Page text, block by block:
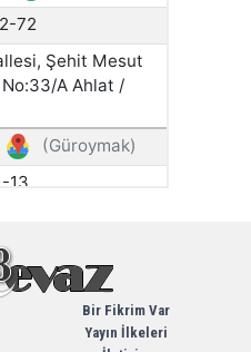
Bir Fikrim Var
Yayın İlkeleri